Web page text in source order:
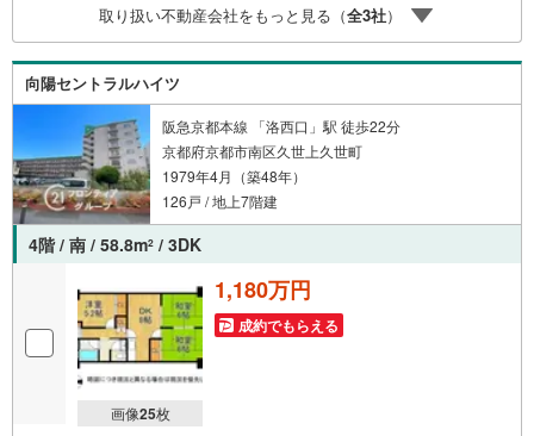
5.定期的にご連絡を繋ぎ、有事の際に迅速にサポートいた
します弊社は専門家同士が連携をとっているため、より多
くの知見がございますお気軽にお問合せください！
取り扱い不動産会社をもっと見る（全3社）
向陽セントラルハイツ
阪急京都本線 「洛西口」駅 徒歩22分
京都府京都市南区久世上久世町
1979年4月（築48年）
126戸 / 地上7階建
4階 / 南 / 58.8m2 / 3DK
画像25枚
1,180万円
成約でもらえる